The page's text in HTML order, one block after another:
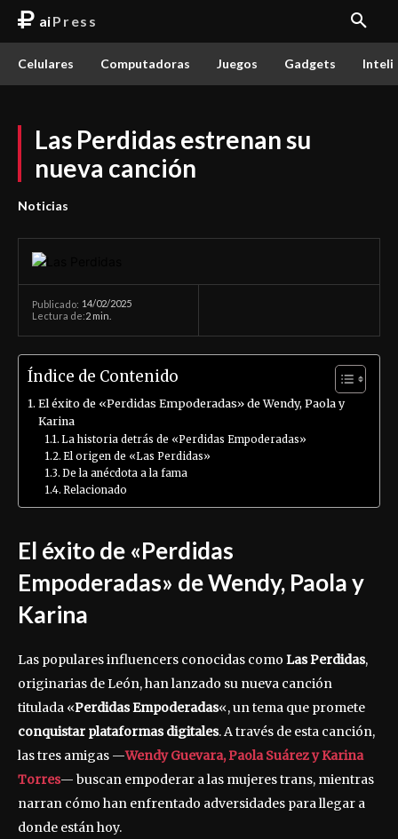
aiPress
Celulares Computadoras Juegos Gadgets
Las Perdidas estrenan su
nueva canción
Noticias
Publicado: 14/02/2025
Lectura de:2 min.
Índice de Contenido
El éxito de «Perdidas Empoderadas» de Wendy, Paola y
Karina
La historia detrás de «Perdidas Empoderadas»
El origen de «Las Perdidas»
De la anécdota a la fama
Relacionado
El éxito de «Perdidas
Empoderadas» de Wendy, Paola y
Karina
Las populares influencers conocidas como Las Perdidas,
originarias de León, han lanzado su nueva canción
titulada «Perdidas Empoderadas«, un tema que promete
conquistar plataformas digitales. A través de esta canción,
las tres amigas —Wendy Guevara, Paola Suárez y Karina
Torres— buscan empoderar a las mujeres trans, mientras
narran cómo han enfrentado adversidades para llegar a
donde están hoy.